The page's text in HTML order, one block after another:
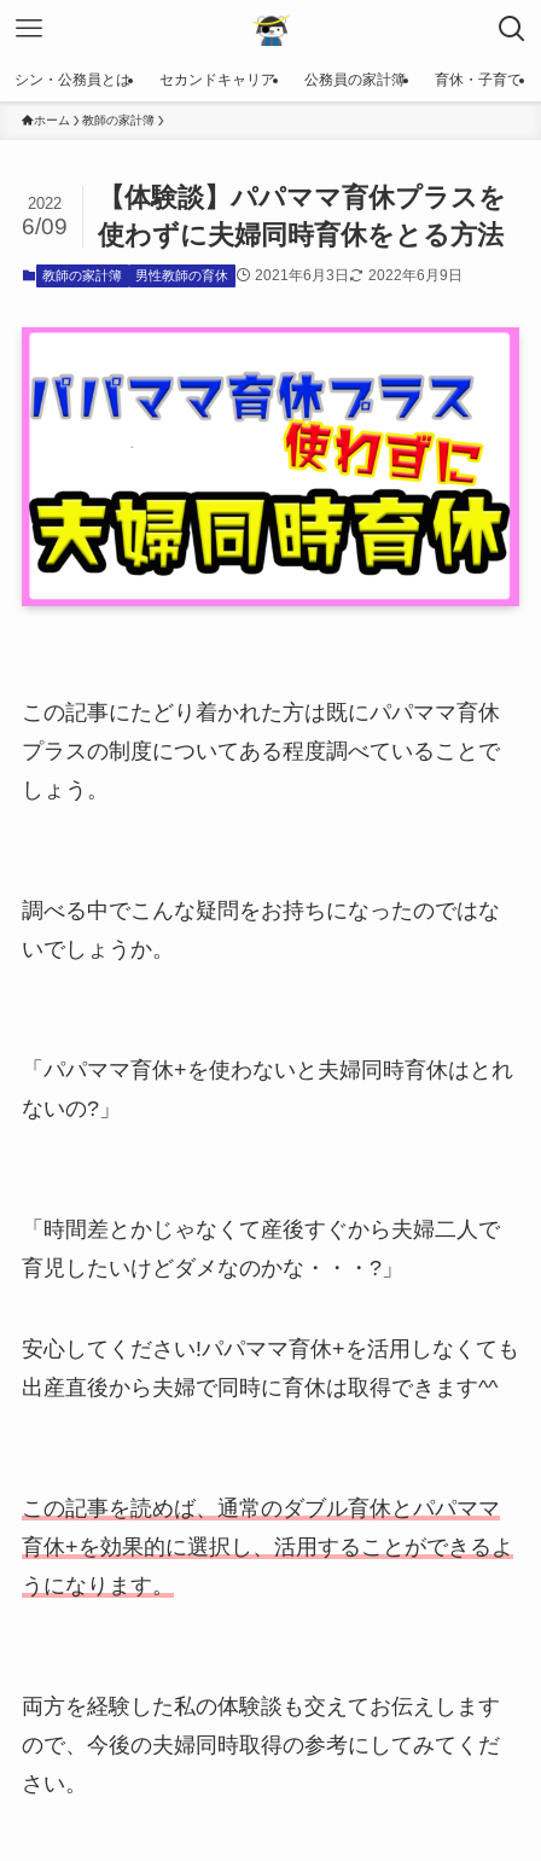
シン・公務員とは セカンドキャリア 公務員の家計簿 育休・子育て
ホーム 教師の家計簿
【体験談】パパママ育休プラスを
使わずに夫婦同時育休をとる方法
2022
6/09
教師の家計簿 男性教師の育休 2021年6月3日 2022年6月9日
この記事にたどり着かれた方は既にパパママ育休
プラスの制度についてある程度調べていることで
しょう。
調べる中でこんな疑問をお持ちになったのではな
いでしょうか。
「パパママ育休+を使わないと夫婦同時育休はとれ
ないの?」
「時間差とかじゃなくて産後すぐから夫婦二人で
育児したいけどダメなのかな・・・?」
安心してください!パパママ育休+を活用しなくても
出産直後から夫婦で同時に育休は取得できます^^
この記事を読めば、通常のダブル育休とパパママ
育休+を効果的に選択し、活用することができるよ
うになります。
両方を経験した私の体験談も交えてお伝えします
ので、今後の夫婦同時取得の参考にしてみてくだ
さい。